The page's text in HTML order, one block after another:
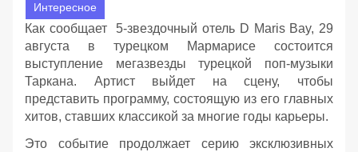
Интересное
Как сообщает 5-звездочный отель D Maris Bay, 29
августа в турецком Мармарисе состоится
выступление мегазвезды турецкой поп-музыки
Таркана. Артист выйдет на сцену, чтобы
представить программу, состоящую из его главных
хитов, ставших классикой за многие годы карьеры.
Это событие продолжает серию эксклюзивных